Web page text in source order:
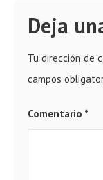
Deja
Tu dirección de
campos
Comentario *